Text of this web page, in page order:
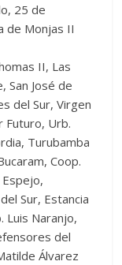
25 de
de Monjas II
II, Las
San José de
del Sur, Virgen
Futuro, Urb.
Turubamba
Coop.
Sur, Estancia
Luis Naranjo,
del
Álvarez